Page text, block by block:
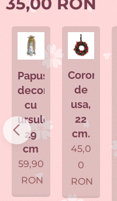
Papusa
decor
cu
ursulet,
29
cm
59,90
RON
Coronita
de
usa,
22
cm.
45,0
0
RON